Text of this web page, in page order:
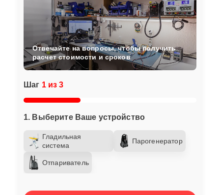
Шаг 1 из 3
1. Выберите Ваше устройство
Гладильная
система
Парогенератор
Отпариватель
Отвечайте на вопросы, чтобы получить
расчет стоимости и сроков